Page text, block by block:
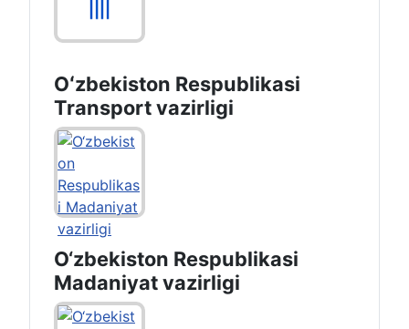
Oʻzbekiston Respublikasi
Transport vazirligi
O‘zbekiston Respublikasi
Madaniyat vazirligi